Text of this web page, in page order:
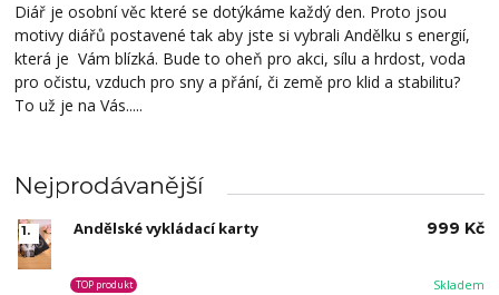
Diář je osobní věc které se dotýkáme každý den. Proto jsou
motivy diářů postavené tak aby jste si vybrali Andělku s energií,
která je Vám blízká. Bude to oheň pro akci, sílu a hrdost, voda
pro očistu, vzduch pro sny a přání, či země pro klid a stabilitu?
To už je na Vás.....
Nejprodávanější
1. Andělské vykládací karty
Skladem
TOP produkt
999 Kč